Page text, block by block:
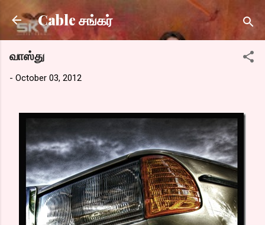
Skip to main content
Cable சங்கர்
வாஸ்து
- October 03, 2012